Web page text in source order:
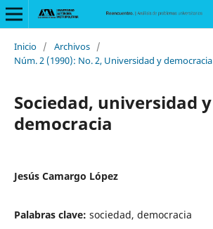
Inicio / Archivos /
Núm. 2 (1990): No. 2, Universidad y democracia
Sociedad, universidad y
democracia
Jesús Camargo López
Palabras clave: sociedad, democracia